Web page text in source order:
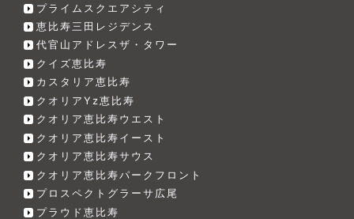
プライムスクエアシティ
恵比寿三田レジデンス
代官山アドレスザ・タワー
クイズ恵比寿
カスタリア恵比寿
クオリアYz恵比寿
クオリア恵比寿ウエスト
クオリア恵比寿イースト
クオリア恵比寿サウス
クオリア恵比寿パークフロント
プロスペクトグラーサ広尾
プラウド恵比寿